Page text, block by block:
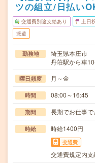
ツの組立/日払い
交通費別途支給あり 土日
派遣
勤務地
埼玉県本庄市
丹荘駅から車
曜日頻度 月～金
時間 08:00～16:45
期間 長期でお仕事で
時給 時給1400円
交通費
交通費規定内支